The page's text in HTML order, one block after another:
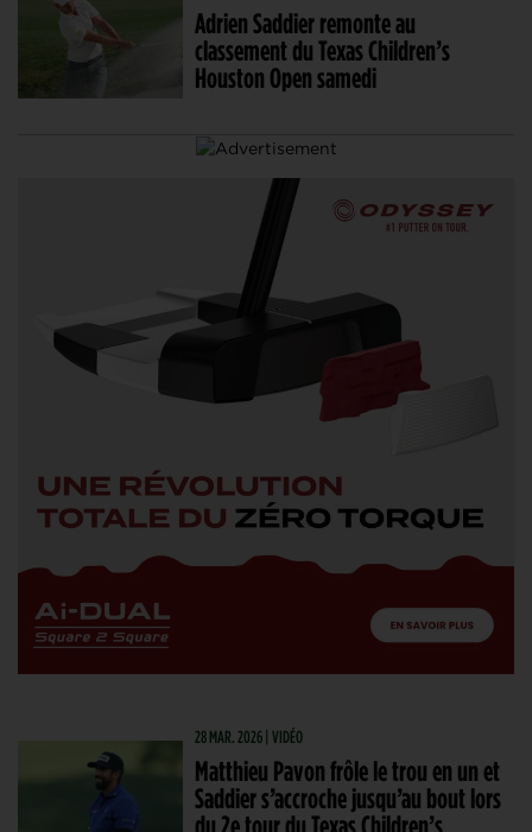
Adrien Saddier remonte au
classement du Texas Children’s
Houston Open samedi
28 MAR. 2026 | VIDÉO
Matthieu Pavon frôle le trou en un et
Saddier s’accroche jusqu’au bout lors
du 2e tour du Texas Children’s